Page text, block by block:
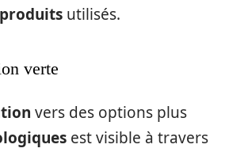
produits utilisés.
verte
vers des options plus
est visible à travers